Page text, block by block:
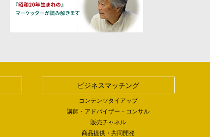
ビジネスマッチング
コンテンツタイアップ
講師・アドバイザー・コンサル
販売チャネル
商品提供・共同開発